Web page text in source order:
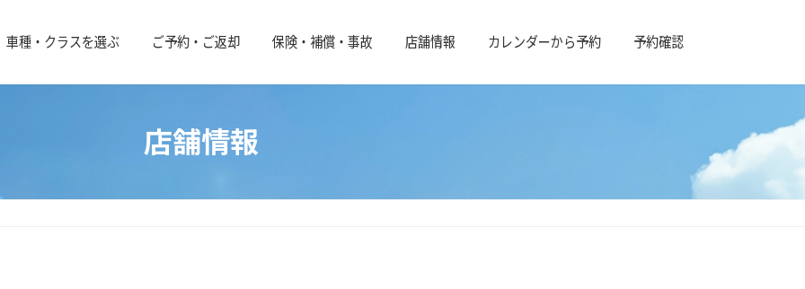
車種・クラスを選ぶ ご予約・ご返却 保険・補償・事故 店舗情報 カレンダーから予約 予約確認
店舗情報